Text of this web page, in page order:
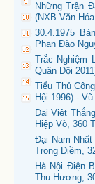
Những Trận
(NXB Văn
30.4.1975
Phan Đào
Trắc Nghiệm
Quân Đội
Tiểu Thủ
Hội 1996) -
Đại Việt
Hiệp Võ, 360
Đại Nam Nhất
Trọng Điềm,
Hà Nội Điện
Thu Hương,